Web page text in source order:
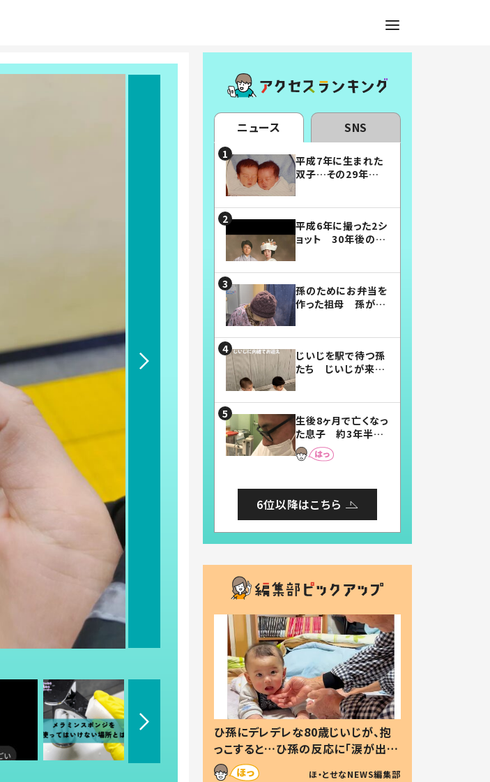
ニュース SNS
平成7年に生まれた
双子…その29年後
平成6年に撮った2シ
ョット 30年後の姿
孫のためにお弁当を
作った祖母 孫が絶
じいじを駅で待つ孫
たち じいじが来た
まらない」「幸せにな
れる」
生後8ヶ月で亡くなっ
た息子 約3年半
後、当時の妻の日記
に書いてあった本音
6位以降はこちら
ひ孫にデレデレな80歳じいじが、抱
っこすると…ひ孫の反応に「涙が出ま
した」「可愛くて仕方ない」
ほ・とせなNEWS編集部